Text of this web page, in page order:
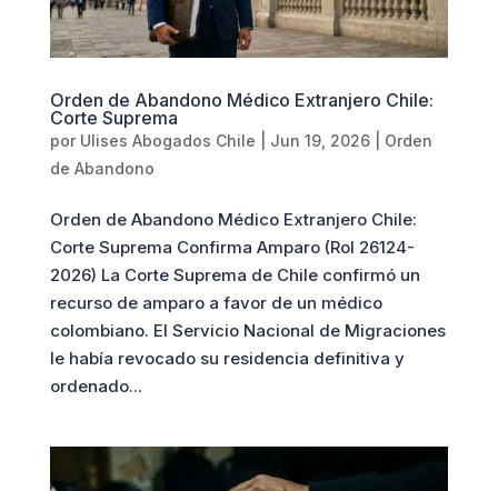
Orden de Abandono Médico Extranjero Chile:
Corte Suprema
por Ulises Abogados Chile Jun 19, 2026| Orden
de Abandono
Orden de Abandono Médico Extranjero Chile:
Corte Suprema Confirma Amparo (Rol 26124-
2026) La Corte Suprema de Chile confirmó un
recurso de amparo a favor de un médico
colombiano. El Servicio Nacional de Migraciones
le había revocado su residencia definitiva y
ordenado...